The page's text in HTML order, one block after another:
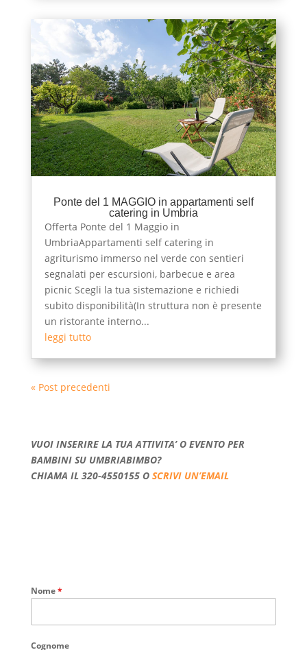
Ponte del 1 MAGGIO in appartamenti self
catering in Umbria
Offerta Ponte del 1 Maggio in
UmbriaAppartamenti self catering in
agriturismo immerso nel verde con sentieri
segnalati per escursioni, barbecue e area
picnic Scegli la tua sistemazione e richiedi
subito disponibilità(In struttura non è presente
un ristorante interno...
leggi tutto
« Post precedenti
VUOI INSERIRE LA TUA ATTIVITA’ O EVENTO PER
BAMBINI SU UMBRIABIMBO?
CHIAMA IL 320-4550155 O SCRIVI UN’EMAIL
Nome*
Cognome